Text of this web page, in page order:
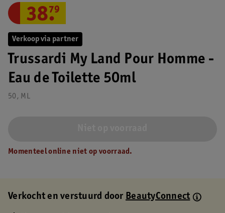
Verkoop via partner
Trussardi My Land Pour Homme -
Eau de Toilette 50ml
50, ML
38.
79
Momenteel online niet op voorraad.
Verkocht en verstuurd doorBeautyConnect